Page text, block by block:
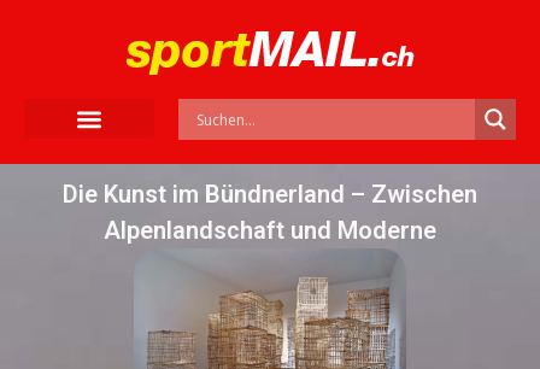
Die Kunst im Bündnerland – Zwischen
Alpenlandschaft und Moderne